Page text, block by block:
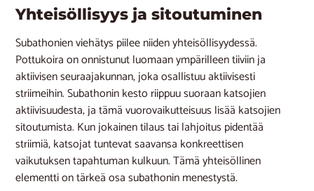
Yhteisöllisyys ja sitoutuminen
Subathonien viehätys piilee niiden yhteisöllisyydessä.
Pottukoira on onnistunut luomaan ympärilleen tiiviin ja
aktiivisen seuraajakunnan, joka osallistuu aktiivisesti
striimeihin. Subathonin kesto riippuu suoraan katsojien
aktiivisuudesta, ja tämä vuorovaikutteisuus lisää katsojien
sitoutumista. Kun jokainen tilaus tai lahjoitus pidentää
striimiä, katsojat tuntevat saavansa konkreettisen
vaikutuksen tapahtuman kulkuun. Tämä yhteisöllinen
elementti on tärkeä osa subathonin menestystä.